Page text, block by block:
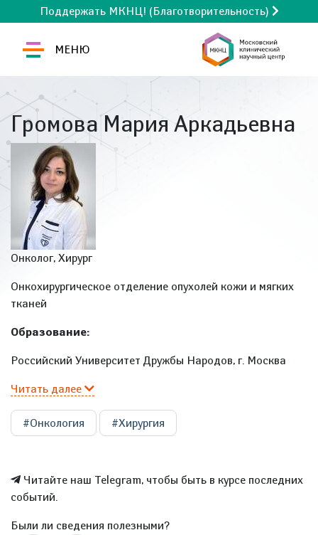
Поддержать МКНЦ! (Благотворительность)
МЕНЮ
Громова Мария Аркадьевна
Онколог, Хирург
Онкохирургическое отделение опухолей кожи и мягких
тканей
Образование:
Российский Университет Дружбы Народов, г. Москва
Читать далее
#Онкология #Хирургия
Читайте наш Telegram, чтобы быть в курсе последних
событий.
Были ли сведения полезными?